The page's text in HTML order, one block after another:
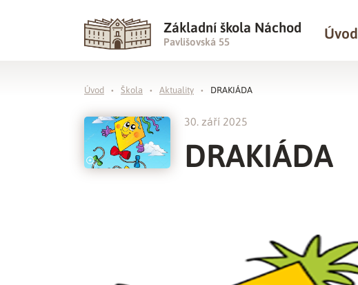
Základní škola Náchod
Pavlišovská 55
Úvod
Úvod Škola Aktuality DRAKIÁDA
30. září 2025
DRAKIÁDA